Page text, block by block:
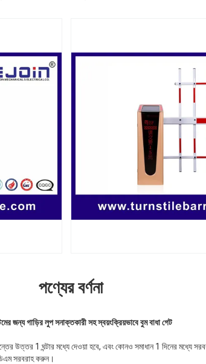
পণ্যের বর্ণনা
জন্য গাড়ির লুপ সনাক্তকারী সহ স্বয়ংক্রিয়ভাবে বুম বাধা গেট
উত্তর 1 ঘন্টার মধ্যে দেওয়া হবে, এবং কোনও সমাধান 1 দিনের মধ্যে
সরবরাহ করুন।